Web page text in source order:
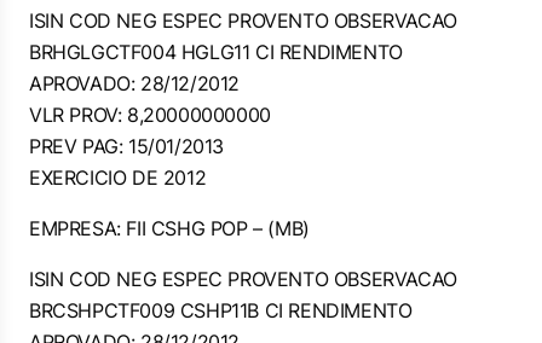
ISIN COD NEG ESPEC PROVENTO OBSERVACAO
BRHGLGCTF004 HGLG11 CI RENDIMENTO
APROVADO: 28/12/2012
VLR PROV: 8,20000000000
PREV PAG: 15/01/2013
EXERCICIO DE 2012
EMPRESA: FII CSHG POP – (MB)
ISIN COD NEG ESPEC PROVENTO OBSERVACAO
BRCSHPCTF009 CSHP11B CI RENDIMENTO